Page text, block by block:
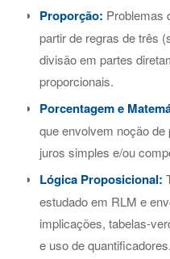
Proporção: Problemas
partir de regras de três
divisão em partes
proporcionais.
Porcentagem e
que envolvem noção
juros simples e/ou
Lógica Proposicional:
estudado em RLM e
implicações, tabelas-
e uso de quantificadores.